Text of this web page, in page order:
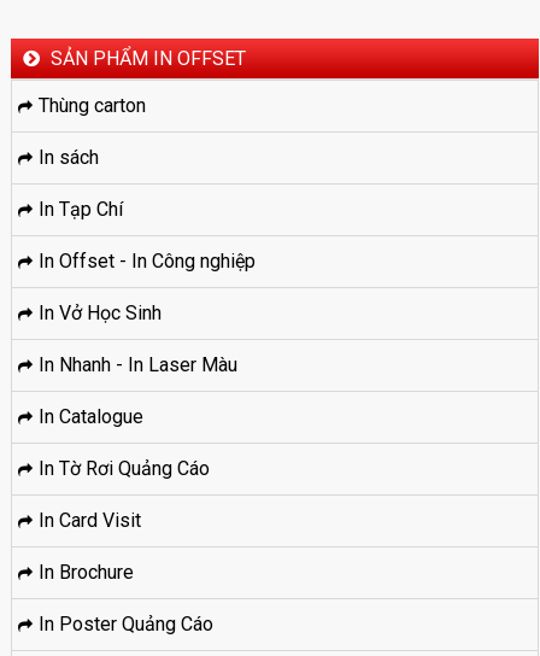
SẢN PHẨM IN OFFSET
Thùng carton
In sách
In Tạp Chí
In Offset - In Công nghiệp
In Vở Học Sinh
In Nhanh - In Laser Màu
In Catalogue
In Tờ Rơi Quảng Cáo
In Card Visit
In Brochure
In Poster Quảng Cáo